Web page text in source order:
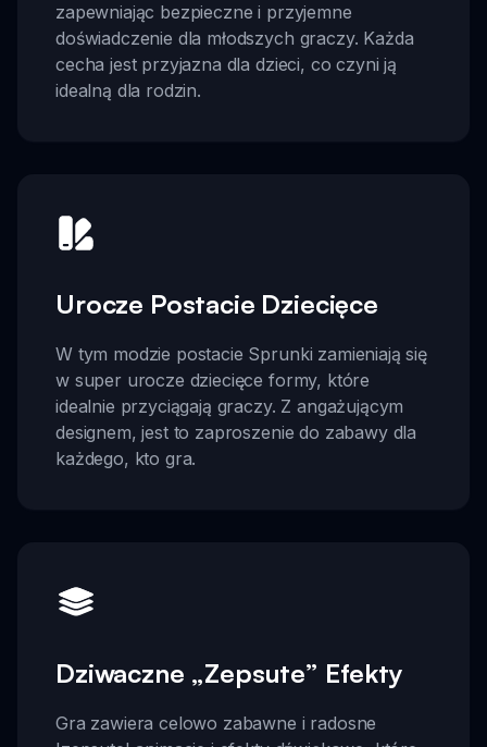
zapewniając bezpieczne i przyjemne
doświadczenie dla młodszych graczy. Każda
cecha jest przyjazna dla dzieci, co czyni ją
idealną dla rodzin.
Urocze Postacie Dziecięce
W tym modzie postacie Sprunki zamieniają się
w super urocze dziecięce formy, które
idealnie przyciągają graczy. Z angażującym
designem, jest to zaproszenie do zabawy dla
każdego, kto gra.
Dziwaczne „Zepsute” Efekty
Gra zawiera celowo zabawne i radosne